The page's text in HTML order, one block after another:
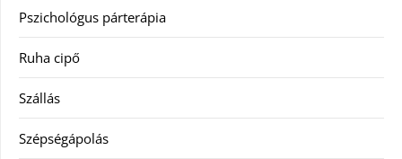
Pszichológus párterápia
Ruha cipő
Szállás
Szépségápolás